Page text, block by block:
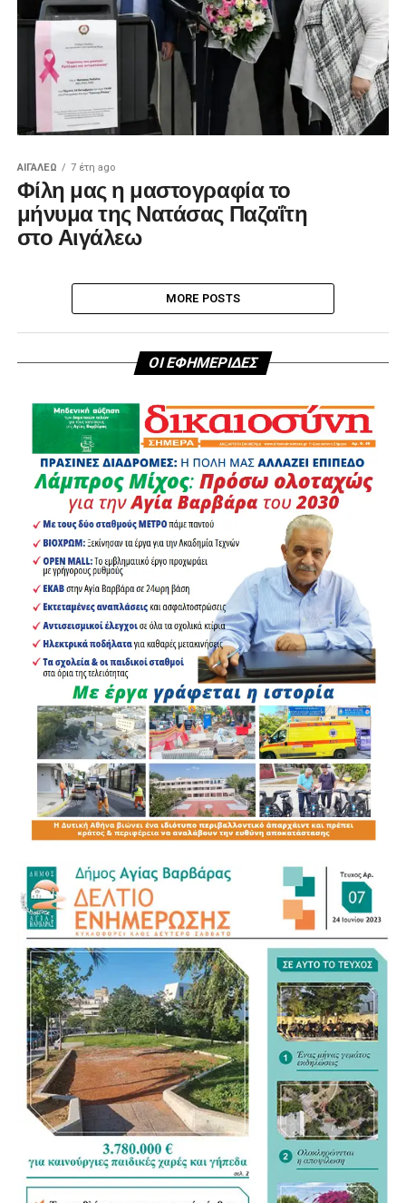
ΑΙΓΑΛΕΩ 7 έτη ago
Φίλη μας η μαστογραφία το
μήνυμα της Νατάσας Παζαΐτη
στο Αιγάλεω
MORE POSTS
ΟΙ ΕΦΗΜΕΡΙΔΕΣ